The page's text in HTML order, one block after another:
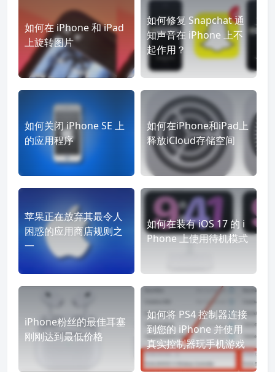
如何在 iPhone 和 iPad
上旋转图片
如何修复 Snapchat 通
知声音在 iPhone 上不
起作用？
如何关闭 iPhone SE 上
的应用程序
如何在iPhone和iPad上
释放iCloud存储空间
苹果正在放弃其最令人
困惑的应用商店规则之
一
如何在装有 iOS 17 的 i
Phone 上使用待机模式
iPhone粉丝的最佳耳塞
刚刚达到最低价格
如何将 PS4 控制器连接
到您的 iPhone 并使用
真实控制器玩手机游戏